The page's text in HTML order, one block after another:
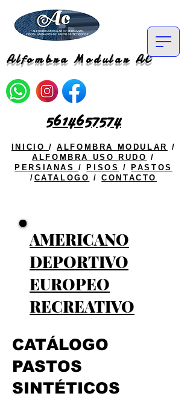
Alfombra Modular AC
5614657574
INICIO/ALFOMBRA MODULAR
/
ALFOMBRA USO RUDO /
PERSIANAS/ PISOS /
PASTOS
/ CATALOGO /CONTACTO
AMERICANO
DEPORTIVO
EUROPEO
RECREATIVO
CATÁLOGO
PASTOS
SINTÉTICOS